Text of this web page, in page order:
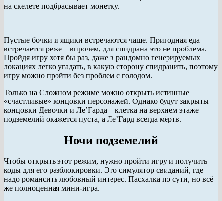
на скелете подбрасывает монетку.
Пустые бочки и ящики встречаются чаще. Пригодная еда
встречается реже – впрочем, для спидрана это не проблема.
Пройдя игру хотя бы раз, даже в рандомно генерируемых
локациях легко угадать, в какую сторону спидранить, поэтому
игру можно пройти без проблем с голодом.
Только на Сложном режиме можно открыть истинные
«счастливые» концовки персонажей. Однако будут закрыты
концовки Девочки и Ле’Гарда – клетка на верхнем этаже
подземелий окажется пуста, а Ле’Гард всегда мёртв.
Ночи подземелий
Чтобы открыть этот режим, нужно пройти игру и получить
коды для его разблокировки. Это симулятор свиданий, где
надо романсить любовный интерес. Пасхалка по сути, но всё
же полноценная мини-игра.